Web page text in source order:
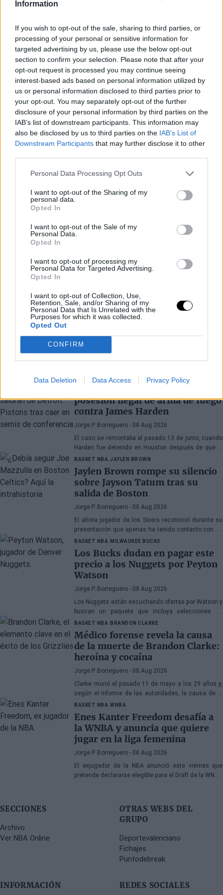
Information
If you wish to opt-out of the sale, sharing to third parties, or
processing of your personal or sensitive information for
targeted advertising by us, please use the below opt-out
section to confirm your selection. Please note that after your
opt-out request is processed you may continue seeing
interest-based ads based on personal information utilized by
us or personal information disclosed to third parties prior to
your opt-out. You may separately opt-out of the further
disclosure of your personal information by third parties on the
IAB’s list of downstream participants. This information may
also be disclosed by us to third parties on the IAB’s List of
Downstream Participants that may further disclose it to other
Personal Data Processing Opt Outs
I want to opt-out of the Sharing of my
personal data.
Opted In
I want to opt-out of the Sale of my
Personal Data.
Opted In
I want to opt-out of processing my
Personal Data for Targeted Advertising.
Opted In
I want to opt-out of Collection, Use,
Retention, Sale, and/or Sharing of my
Personal Data that Is Unrelated with the
Purposes for which it was collected.
Opted Out
CONFIRM
Data Deletion Data Access Privacy Policy
empezado la temporada con 4 victorias y 4 derrotas
tras 8 partidos en un calendario que se les suponía
asequible, ya que han perdido contraUtah Jazz
veces contraSan Antonio Spurs.
Últimos artículos
BASKET NBA JAMES HARDEN
posesión ilegal de arma de fuego
contra James Harden
Jorge P. Borreguero - 08 Aug 2026
El caso se remontaba al pasado 13 de junio, cuando
Harden fue detenido en Houston después de que la
policía encontrara una pistola en su vehículo
BASKET NBA JAYLEN BROWN
Jaylen Brown rompe su silencio
sobre Jayson Tatum tras su
salida de Boston
Jorge P. Borreguero - 08 Aug 2026
El ahora jugador de los Sixers reconoció durante su
presentación que apenas ha tenido contacto con su
antiguo compañero
BASKET NBA MILWAUKEE BUCKS
Los Bucks dudan en pagar este
precio a los Nuggets por Peyton
Watson
Jorge P. Borreguero - 08 Aug 2026
Los Nuggets están escuchando ofertas por Watson y
buscan un paquete que incluya selecciones de
primera ronda, jóvenes talentos o una combinación
de ambos
BASKET NBA BRANDON CLARKE
Médico forense revela la causa
de la muerte de Brandon Clarke:
heroína y cocaína
Jorge P. Borreguero - 08 Aug 2026
Clarke murió el pasado 11 de mayo a los 29 años y,
según el informe de las autoridades, la causa de la
muerte fueron los efectos de la heroína y la cocaína
BASKET NBA WNBA
Enes Kanter Freedom desafía a
la WNBA y anuncia que quiere
jugar en la liga femenina
Jorge P. Borreguero - 08 Aug 2026
El exjugador de la NBA anunció este viernes que
pretende declararse elegible para el Draft de la WNBA
SECCIONES
Archivo
Ver NBA Online
OTRAS WEBS DEL
GRUPO
Deportevalenciano
Fichajes
Puntodebreak
INFORMACIÓN REDES SOCIALES